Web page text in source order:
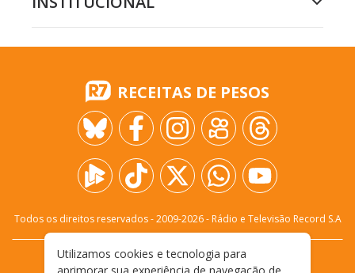
RECEITAS DE PESOS
Todos os direitos reservados - 2009-2026- Rádio e Televisão Record S.A
FALE CONOSCO PRIVACIDADE
Utilizamos cookies e tecnologia para